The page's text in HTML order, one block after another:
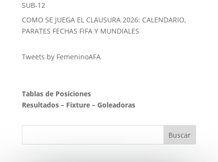
SUB-12
COMO SE JUEGA EL CLAUSURA 2026: CALENDARIO,
PARATES FECHAS FIFA Y MUNDIALES
Tweets by FemeninoAFA
Tablas de Posiciones
Resultados– Fixture– Goleadoras